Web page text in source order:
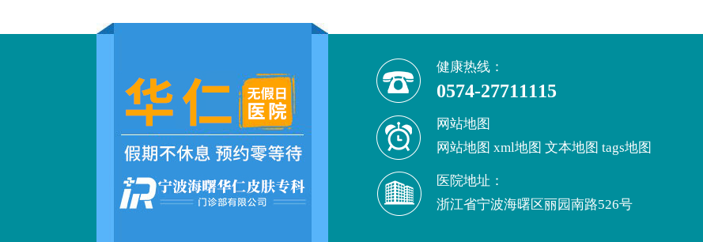
健康热线：
0574-27711115
网站地图
网站地图 xml地图 文本地图 tags地图
医院地址：
浙江省宁波海曙区丽园南路526号